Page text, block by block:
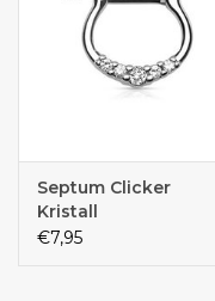
Septum Clicker
Kristall
€7,95